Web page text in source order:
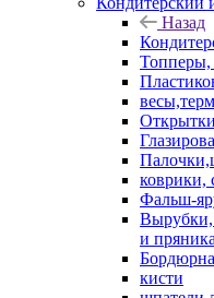
Назад
Топперы,
коврики,
Фальш-
Вырубки,
и
кисти